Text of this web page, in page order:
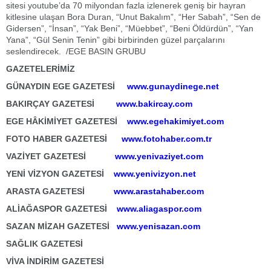
sitesi youtube’da 70 milyondan fazla izlenerek geniş bir hayran
kitlesine ulaşan Bora Duran, “Unut Bakalım”, “Her Sabah”, “Sen de
Gidersen”, “İnsan”, “Yak Beni”, “Müebbet”, “Beni Öldürdün”, “Yan
Yana”, “Gül Senin Tenin” gibi birbirinden güzel parçalarını
seslendirecek. /EGE BASIN GRUBU
GAZETELERİMİZ
GÜNAYDIN EGE GAZETESİ
www.gunaydinege.net
BAKIRÇAY GAZETESİ www.bakircay.com
EGE HÂKİMİYET GAZETESİ
www.egehakimiyet.com
FOTO HABER GAZETESİ
www.fotohaber.com.tr
VAZİYET GAZETESİ www.yenivaziyet.com
YENİ VİZYON GAZETESİ
www.yenivizyon.net
ARASTA GAZETESİ www.arastahaber.com
ALİAĞASPOR GAZETESİ
www.aliagaspor.com
SAZAN MİZAH GAZETESİ
www.yenisazan.com
SAĞLIK GAZETESİ
VİVA İNDİRİM GAZETESİ